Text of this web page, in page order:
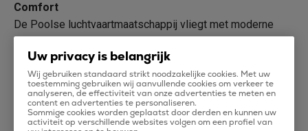
Comfort
De Poolse luchtvaartmaatschappij vliegt met moderne
vliegtuigen van fabrikanten Boeing en Embraer. De
vliegtuigen bieden de passagier veel comfort. De
vriendelijke en eerlijke service is in alles terug te vinden;
zowel aan boord als op de grond. De maatschappij heeft
een aantal Boeing 787 Dreamliners besteld.
Uw privacy is belangrijk
Wij gebruiken standaard strikt noodzakelijke cookies. Met uw
toestemming gebruiken wij aanvullende cookies om verkeer te
analyseren, de effectiviteit van onze advertenties te meten en
content en advertenties te personaliseren.
Sommige cookies worden geplaatst door derden en kunnen uw
activiteit op verschillende websites volgen om een profiel van